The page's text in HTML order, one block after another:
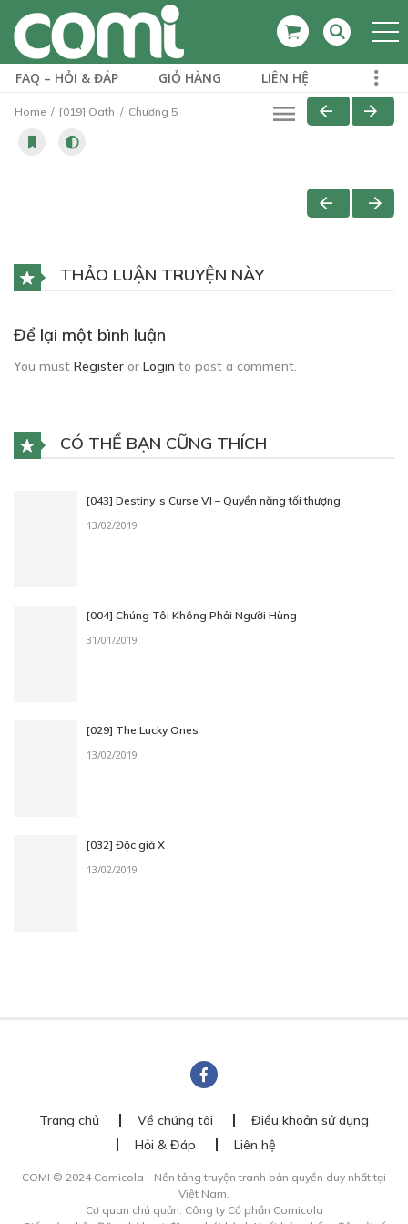
FAQ – HỎI & ĐÁP GIỎ HÀNG LIÊN HỆ
Home [019] Oath Chương 5
THẢO LUẬN TRUYỆN NÀY
Để lại một bình luận
You must Register or Login to post a comment.
CÓ THỂ BẠN CŨNG THÍCH
[043] Destiny_s Curse VI – Quyền năng tối thượng
13/02/2019
[004] Chúng Tôi Không Phải Người Hùng
31/01/2019
[029] The Lucky Ones
13/02/2019
[032] Độc giả X
13/02/2019
Trang chủ Về chúng tôi
Điều khoản sử dụng
Hỏi & Đáp
Liên hệ
COMI © 2024 Comicola - Nền tảng truyện tranh bản quyền duy nhất tại
Việt Nam.
Cơ quan chủ quản: Công ty Cổ phần Comicola